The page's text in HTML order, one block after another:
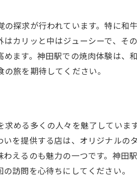
焼肉ファン必見神田駅で和
焼肉ファンのための神
和牛ロースの魅力を余
神田駅で味わう和牛ロー
和牛ロースの魅力に浸
特別なひとときを神田駅で
神田駅で過ごす和牛ロ
和牛好き必見！神田駅で
探求が行われています。特に
カリッと中はジューシーで、
ます。神田駅での焼肉体験は
旅を期待してください。
める多くの人々を魅了してい
を提供する店は、オリジナル
えるのも魅力の一つです。神
訪問を心待ちにしてください。